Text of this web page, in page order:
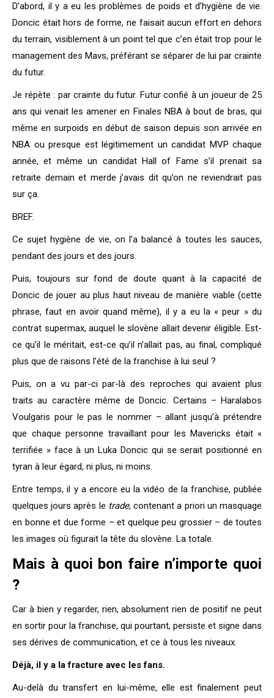
D’abord, il y a eu les problèmes de poids et d’hygiène de vie.
Doncic était hors de forme, ne faisait aucun effort en dehors
du terrain, visiblement à un point tel que c’en était trop pour le
management des Mavs, préférant se séparer de lui par crainte
du futur.
Je répète : par crainte du futur. Futur confié à un joueur de 25
ans qui venait les amener en Finales NBA à bout de bras, qui
même en surpoids en début de saison depuis son arrivée en
NBA ou presque est légitimement un candidat MVP chaque
année, et même un candidat Hall of Fame s’il prenait sa
retraite demain et merde j’avais dit qu’on ne reviendrait pas
sur ça.
BREF.
Ce sujet hygiène de vie, on l’a balancé à toutes les sauces,
pendant des jours et des jours.
Puis, toujours sur fond de doute quant à la capacité de
Doncic de jouer au plus haut niveau de manière viable (cette
phrase, faut en avoir quand même), il y a eu la « peur » du
contrat supermax, auquel le slovène allait devenir éligible. Est-
ce qu’il le méritait, est-ce qu’il n’allait pas, au final, compliqué
plus que de raisons l’été de la franchise à lui seul ?
Puis, on a vu par-ci par-là des reproches qui avaient plus
traits au caractère même de Doncic. Certains – Haralabos
Voulgaris pour le pas le nommer – allant jusqu’à prétendre
que chaque personne travaillant pour les Mavericks était «
terrifiée » face à un Luka Doncic qui se serait positionné en
tyran à leur égard, ni plus, ni moins.
Entre temps, il y a encore eu la vidéo de la franchise, publiée
quelques jours après le trade, contenant a priori un masquage
en bonne et due forme – et quelque peu grossier – de toutes
les images où figurait la tête du slovène. La totale.
Mais à quoi bon faire n’importe quoi
?
Car à bien y regarder, rien, absolument rien de positif ne peut
en sortir pour la franchise, qui pourtant, persiste et signe dans
ses dérives de communication, et ce à tous les niveaux.
Déjà, il y a la fracture avec les fans.
Au-delà du transfert en lui-même, elle est finalement peut